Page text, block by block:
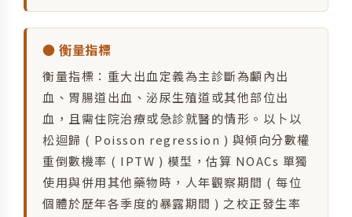
● 衡量指標
衡量指標：重大出血定義為主診斷為顱內出
血、胃腸道出血、泌尿生殖道或其他部位出
血，且需住院治療或急診就醫的情形。以卜以
松迴歸 ( Poisson regression ) 與傾向分數權
重倒數機率 ( IPTW ) 模型，估算 NOACs 單獨
使用與併用其他藥物時，人年觀察期間 ( 每位
個體於歷年各季度的暴露期間 ) 之校正發生率